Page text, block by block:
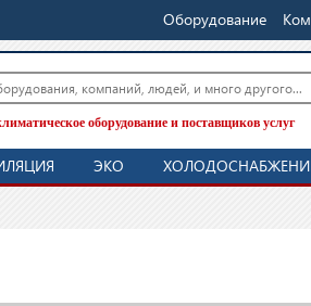
Оборудование
оборудование и поставщиков услуг
ЭКО